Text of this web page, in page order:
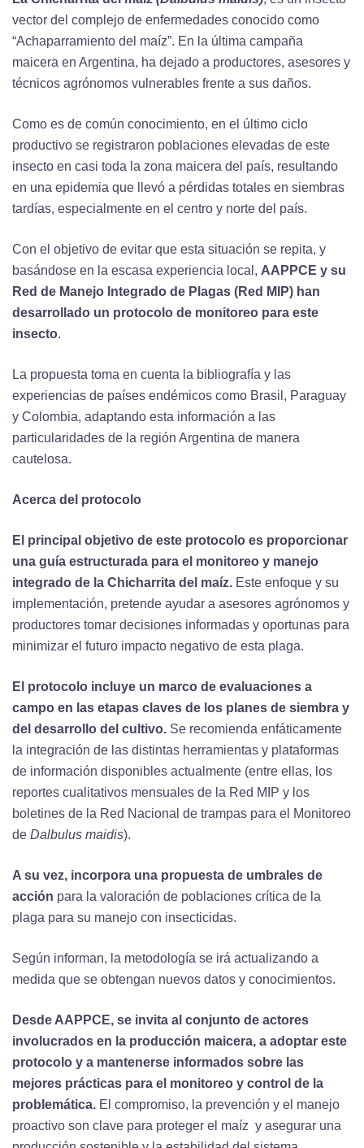
vector del complejo de enfermedades conocido como
“Achaparramiento del maíz”. En la última campaña
maicera en Argentina, ha dejado a productores, asesores y
técnicos agrónomos vulnerables frente a sus daños.
Como es de común conocimiento, en el último ciclo
productivo se registraron poblaciones elevadas de este
insecto en casi toda la zona maicera del país, resultando
en una epidemia que llevó a pérdidas totales en siembras
tardías, especialmente en el centro y norte del país.
Con el objetivo de evitar que esta situación se repita, y
basándose en la escasa experiencia local, AAPPCE y su
Red de Manejo Integrado de Plagas (Red MIP) han
desarrollado un protocolo de monitoreo para este
insecto.
La propuesta toma en cuenta la bibliografía y las
experiencias de países endémicos como Brasil, Paraguay
y Colombia, adaptando esta información a las
particularidades de la región Argentina de manera
cautelosa.
Acerca del protocolo
El principal objetivo de este protocolo es proporcionar
una guía estructurada para el monitoreo y manejo
integrado de la Chicharrita del maíz. Este enfoque y su
implementación, pretende ayudar a asesores agrónomos y
productores tomar decisiones informadas y oportunas para
minimizar el futuro impacto negativo de esta plaga.
El protocolo incluye un marco de evaluaciones a
campo en las etapas claves de los planes de siembra y
del desarrollo del cultivo. Se recomienda enfáticamente
la integración de las distintas herramientas y plataformas
de información disponibles actualmente (entre ellas, los
reportes cualitativos mensuales de la Red MIP y los
boletines de la Red Nacional de trampas para el Monitoreo
de Dalbulus maidis).
A su vez, incorpora una propuesta de umbrales de
acción para la valoración de poblaciones crítica de la
plaga para su manejo con insecticidas.
Según informan, la metodología se irá actualizando a
medida que se obtengan nuevos datos y conocimientos.
Desde AAPPCE, se invita al conjunto de actores
involucrados en la producción maicera, a adoptar este
protocolo y a mantenerse informados sobre las
mejores prácticas para el monitoreo y control de la
problemática. El compromiso, la prevención y el manejo
proactivo son clave para proteger el maíz y asegurar una